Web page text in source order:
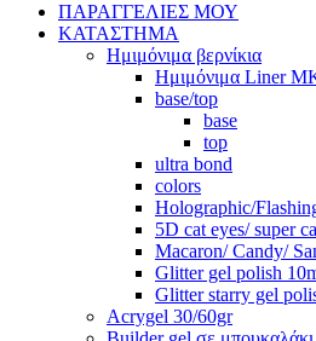
ΠΑΡΑΓΓΕΛΙΕΣ ΜΟΥ
ΚΑΤΑΣΤΗΜΑ
Ημιμόνιμα βερνίκια
Ημιμόνιμα Liner
base/top
base
top
ultra bond
colors
Holographic/
5D cat eyes/ super
Macaron/ Candy/
Glitter gel polish
Glitter starry gel
Acrygel 30/60gr